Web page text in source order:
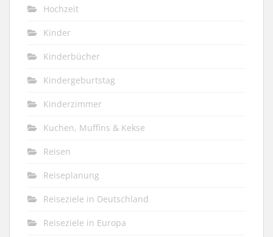
Hochzeit
Kinder
Kinderbücher
Kindergeburtstag
Kinderzimmer
Kuchen, Muffins & Kekse
Reisen
Reiseplanung
Reiseziele in Deutschland
Reiseziele in Europa